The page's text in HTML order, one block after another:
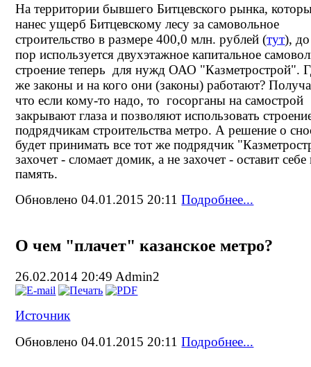
На территории бывшего Битцевского рынка,
нанес ущерб Битцевскому лесу за самовольное
строительство в размере 400,0 млн. рублей (тут),
пор используется двухэтажное капитальное
строение теперь для нужд ОАО "Казметрострой".
же законы и на кого они (законы) работают?
что если кому-то надо, то госорганына самострой
закрывают глаза и позволяют использовать
подрядчикам строительства метро. А решение о
будет принимать все тот же подрядчик
захочет - сломает домик, а не захочет - оставит себе
память.
Обновлено 04.01.2015 20:11Подробнее...
О чем "плачет" казанское метро?
26.02.2014 20:49 Admin2
Источник
Обновлено 04.01.2015 20:11Подробнее...